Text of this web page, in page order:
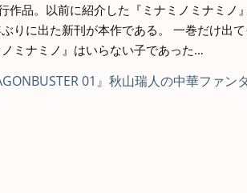
作品。以前に紹介した『ミナミノミナミノ
りに出た新刊が本作である。 一巻だけ出
ミナミノ』はいらない子であった…